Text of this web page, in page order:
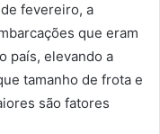
fevereiro, a
que eram
país, elevando a
tamanho de frota e
são fatores